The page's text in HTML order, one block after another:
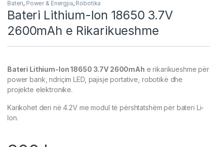
Bateri, Power & Energjia, Robotika
Bateri Lithium-Ion 18650 3.7V
2600mAh e Rikarikueshme
Bateri Lithium-Ion 18650 3.7V 2600mAh e rikarikueshme për
power bank, ndriçim LED, pajisje portative, robotikë dhe
projekte elektronike.
Karikohet deri në 4.2V me modul të përshtatshëm për bateri Li-
Ion.